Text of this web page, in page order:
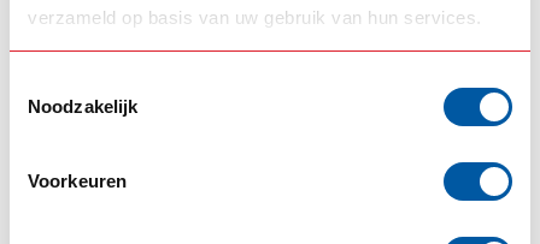
verzameld op basis van uw gebruik van hun services.
Noodzakelijk
Voorkeuren
Coles Custom
TSS Sonnenblende
Scania NG 30 cm